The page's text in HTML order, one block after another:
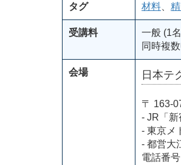
タグ 材料
受講料
一般 (1
同時複
会場 日本テ
〒 163-
- JR「新
- 東京メ
- 都営大
電話番